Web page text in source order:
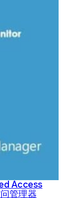
Access
管理器